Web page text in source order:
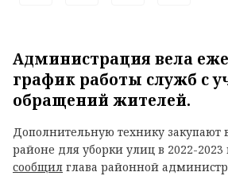
Администрация вела
график работы служб с
обращений жителей.
Дополнительную технику закупают
районе для уборки улиц в 2022-2023
сообщил глава районной